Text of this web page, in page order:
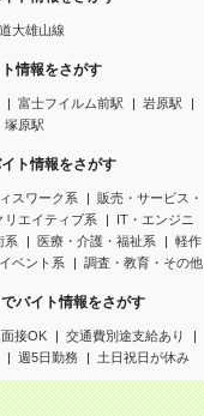
大雄山線
情報をさがす
富士フイルム前駅
岩原駅
塚原駅
ト情報をさがす
スワーク系
販売・サービス・
リエイティブ系
IT・エンジニ
系 医療・介護・福祉系
軽作
ベント系
調査・教育・その他
バイト情報をさがす
接OK
交通費別途支給あり
週5日勤務 土日祝日が休み